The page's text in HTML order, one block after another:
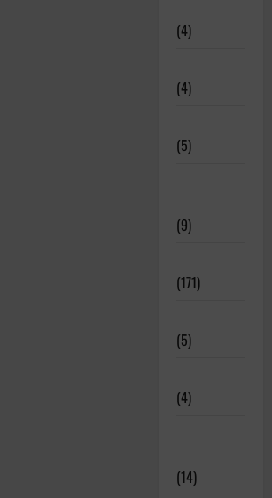
(4)
(4)
(5)
(9)
(171)
(5)
(4)
(14)